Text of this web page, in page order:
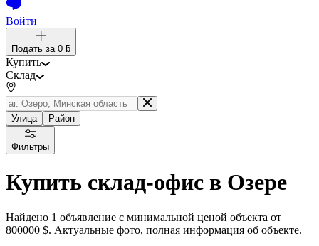
Войти
Подать за 0 ƃ
Купить
Склад
Улица Район
Фильтры
Купить склад-офис в Озере
Найдено 1 объявление с минимальной ценой объекта от
800000 $. Актуальные фото, полная информация об объекте.